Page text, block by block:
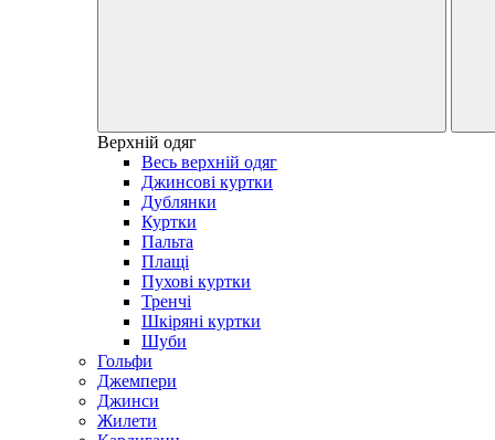
Верхній одяг
Весь верхній одяг
Джинсові куртки
Дублянки
Куртки
Пальта
Плащі
Пухові куртки
Тренчі
Шкіряні куртки
Шуби
Гольфи
Джемпери
Джинси
Жилети